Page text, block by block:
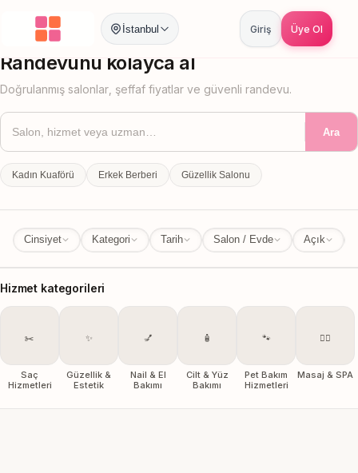
İstanbul Giriş Üye Ol
İstanbul
Randevunu kolayca al
Doğrulanmış salonlar, şeffaf fiyatlar ve güvenli randevu.
Ara
Kadın Kuaförü Erkek Berberi Güzellik Salonu
Cinsiyet Kategori Tarih Salon / Evde Açık
Hizmet kategorileri
✂️
Saç
Hizmetleri
✨
Güzellik &
Estetik
💅
Nail & El
Bakımı
🧴
Cilt & Yüz
Bakımı
🐾
Pet Bakım
Hizmetleri
💆‍♀️
Masaj & SPA